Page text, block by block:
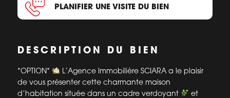
PLANIFIER UNE VISITE DU BIEN
DESCRIPTION DU BIEN
*OPTION*
L’Agence Immobilière SCIARA a le plaisir
de vous présenter cette charmante maison
d’habitation située dans un cadre verdoyant
et